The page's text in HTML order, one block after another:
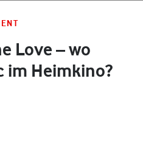
Love – wo
im Heimkino?